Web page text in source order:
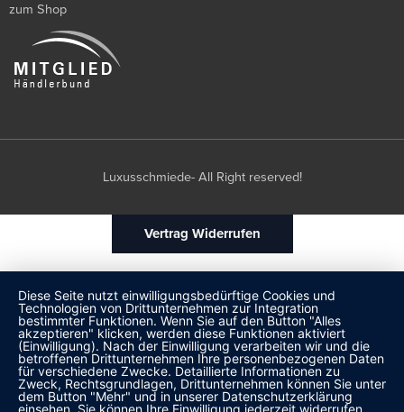
zum Shop
Luxusschmiede- All Right reserved!
Vertrag Widerrufen
Diese Seite nutzt einwilligungsbedürftige Cookies und
Technologien von Drittunternehmen zur Integration
bestimmter Funktionen. Wenn Sie auf den Button "Alles
akzeptieren" klicken, werden diese Funktionen aktiviert
(Einwilligung). Nach der Einwilligung verarbeiten wir und die
betroffenen Drittunternehmen Ihre personenbezogenen Daten
für verschiedene Zwecke. Detaillierte Informationen zu
Zweck, Rechtsgrundlagen, Drittunternehmen können Sie unter
dem Button "Mehr" und in unserer Datenschutzerklärung
einsehen. Sie können Ihre Einwilligung jederzeit widerrufen.